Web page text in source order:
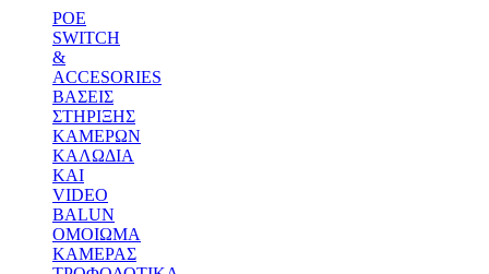
POE
SWITCH
&
ACCESORIES
ΒΑΣΕΙΣ
ΣΤΗΡΙΞΗΣ
ΚΑΜΕΡΩΝ
ΚΑΛΩΔΙΑ
ΚΑΙ
VIDEO
BALUN
ΟΜΟΙΩΜΑ
ΚΑΜΕΡΑΣ